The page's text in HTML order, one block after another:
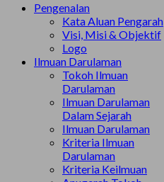
Pengenalan
Kata Aluan Pengarah
Visi, Misi & Objektif
Logo
Ilmuan Darulaman
Tokoh Ilmuan
Darulaman
Ilmuan Darulaman
Dalam Sejarah
Ilmuan Darulaman
Kriteria Ilmuan
Darulaman
Kriteria Keilmuan